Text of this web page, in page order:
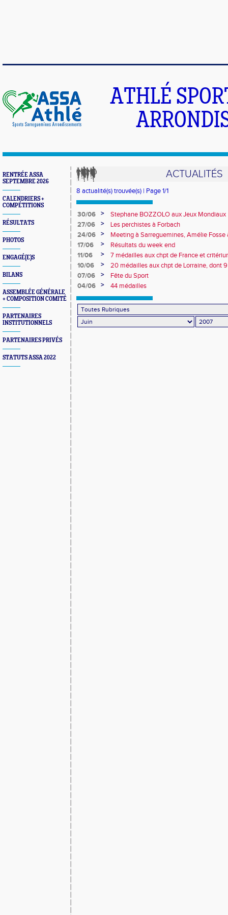
ATHLÉ
RENTRÉE ASSA
SEPTEMBRE 2026
CALENDRIERS +
COMPÉTITIONS
RÉSULTATS
PHOTOS
ENGAGÉ(E)S
BILANS
ASSEMBLÉE GÉNÉRALE
+ COMPOSITION COMITÉ
PARTENAIRES
INSTITUTIONNELS
PARTENAIRES PRIVÉS
STATUTS ASSA 2022
ACTUALITÉS
8 actualité(s) trouvée(s) | Page 1/1
30/06 >
Stephane BOZZOLO aux Jeux
(Brésil)
27/06 >
Les perchistes à Forbach
24/06
>
Meeting à Sarreguemines, Amélie
en Belgique
17/06 >
Résultats du week end
11/06
>
7 médailles aux chpt de France et
10/06
>
20 médailles aux chpt de Lorraine, dont
07/06
>
Fête du Sport
04/06
> 44 médailles